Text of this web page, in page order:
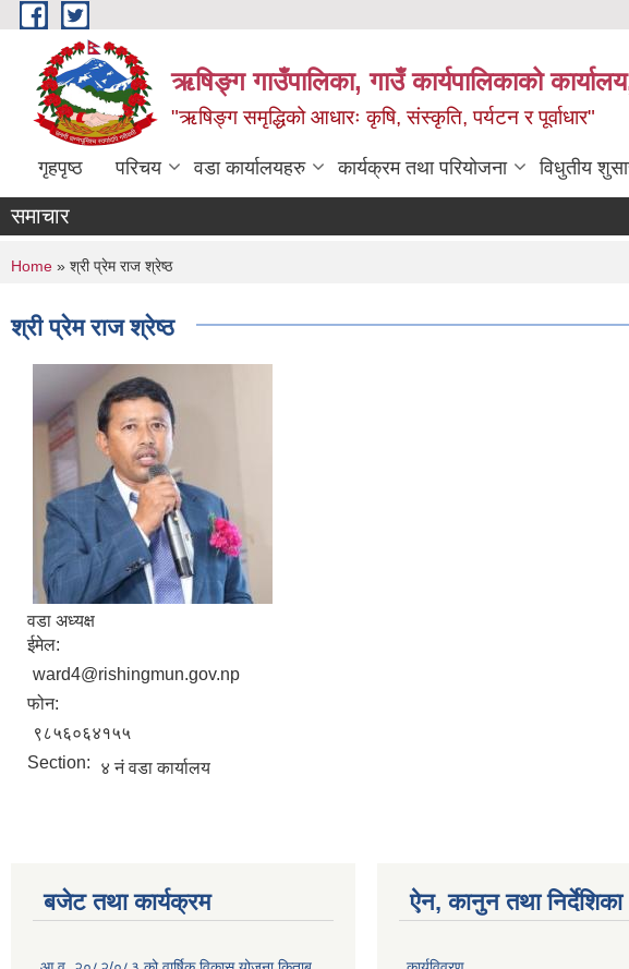
Skip to main content
ऋषिङ्ग गाउँपालिका, गाउँ कार्यपालिकाको
"ऋषिङ्ग समृद्धिको आधारः कृषि, संस्कृति, पर्यटन र पूर्वाधार"
गृहपृष्ठ परिचय वडा कार्यालयहरु कार्यक्रम तथा परियोजना विधुतीय
समाचार
You are here
Home » श्री प्रेम राज श्रेष्ठ
श्री प्रेम राज श्रेष्ठ
वडा अध्यक्ष
ईमेल:
ward4@rishingmun.gov.np
फोन:
९८५६०६४१५५
Section:
४ नं वडा कार्यालय
बजेट तथा कार्यक्रम ऐन, कानुन तथा निर्देशिका